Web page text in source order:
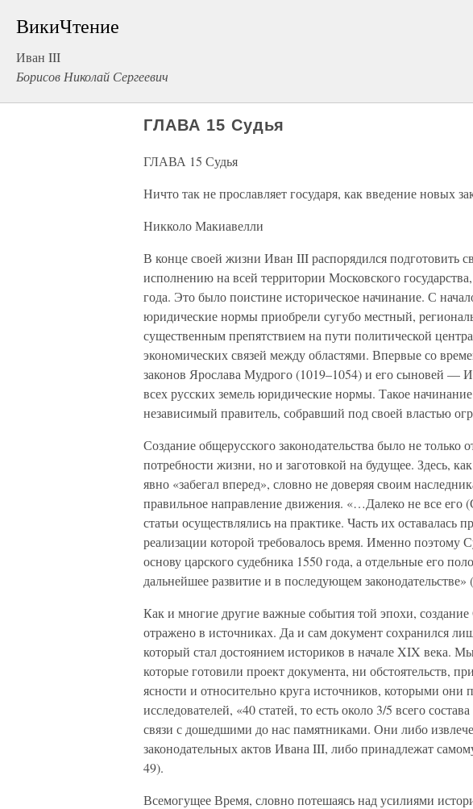
ВикиЧтение
Иван III
Борисов Николай Сергеевич
ГЛАВА 15 Судья
ГЛАВА 15 Судья
Ничто так не прославляет государя, как введение новых
Никколо Макиавелли
В конце своей жизни Иван III распорядился подготовить
исполнению на всей территории Московского
года. Это было поистине историческое начинание. С
юридические нормы приобрели сугубо местный,
существенным препятствием на пути политической
экономических связей между областями. Впервые со
законов Ярослава Мудрого (1019–1054) и его сыновей —
всех русских земель юридические нормы. Такое
независимый правитель, собравший под своей властью
Создание общерусского законодательства было не только
потребности жизни, но и заготовкой на будущее. Здесь,
явно «забегал вперед», словно не доверяя своим
правильное направление движения. «…Далеко не все его
статьи осуществлялись на практике. Часть их оставалась
реализации которой требовалось время. Именно поэтому
основу царского судебника 1550 года, а отдельные его
дальнейшее развитие и в последующем законодательстве»
Как и многие другие важные события той эпохи,
отражено в источниках. Да и сам документ сохранился
который стал достоянием историков в начале XIX века.
которые готовили проект документа, ни обстоятельств,
ясности и относительно круга источников, которыми
исследователей, «40 статей, то есть около 3/5 всего
связи с дошедшими до нас памятниками. Они либо
законодательных актов Ивана III, либо принадлежат
49).
Всемогущее Время, словно потешаясь над усилиями